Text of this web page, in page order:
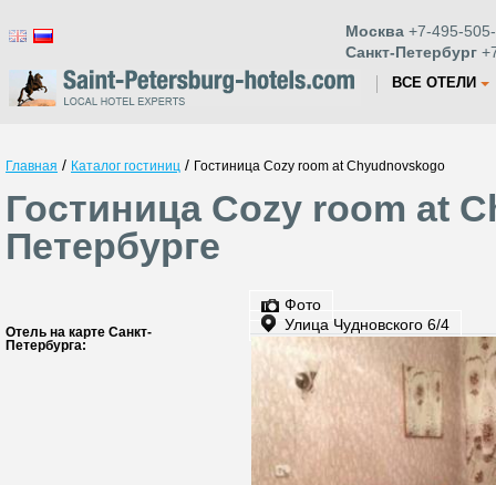
Москва +7-495-
Санкт-Петербург
ВСЕ ОТЕЛИ
Главная / Каталог гостиниц / Гостиница Cozy room at Chyudnovskogo
Гостиница Cozy room at
Петербурге
Отель на карте Санкт-
Петербурга:
Фото
Улица Чудновского 6/4